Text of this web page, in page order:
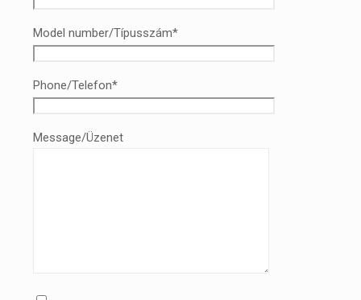
Model number/Típusszám*
Phone/Telefon*
Message/Üzenet